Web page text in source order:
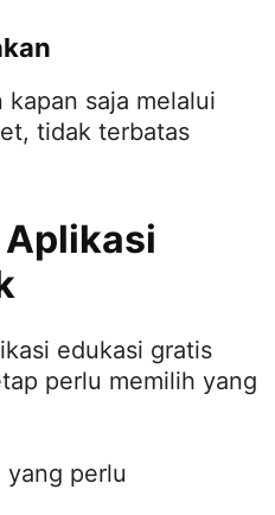
kapan saja melalui
tidak terbatas
edukasi gratis
perlu memilih yang
yang perlu